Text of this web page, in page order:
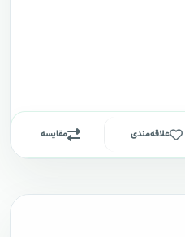
علاقه‌مندی مقایسه